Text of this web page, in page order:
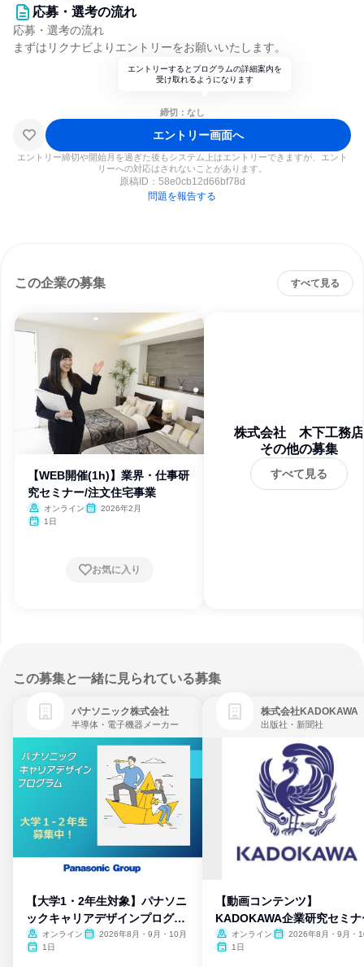
応募・選考の流れ
応募・選考の流れ
まずはリクナビよりエントリーをお願いいたします。
エントリーするとプログラムの詳細案内を
受け取れるようになります
締切：なし
エントリー画面へ
エントリー締切や開始月を過ぎた後もシステム上はエントリーできますが、エント
リーへの対応はされないことがあります。
原稿ID： 58e0cb12d66bf78d
問題を報告する
この企業の募集 すべて見る
【WEB開催(1h)】業界・仕事研
究セミナー/注文住宅事業
オンライン
2026年2月
1日
お気に入り
株式会社 木下工務店
その他の募集
すべて見る
この募集と一緒に見られている募集
パナソニック株式会社
半導体・電子機器メーカー
【大学1・2年生対象】パナソニ
ックキャリアデザインプログラ
ム
オンライン
2026年8月・9月・10月
1日
株式会社KADOKAWA
出版社・新聞社
【動画コンテンツ】
KADOKAWA企業研究セミナ
オンライン
2026年8月・9月・
1日